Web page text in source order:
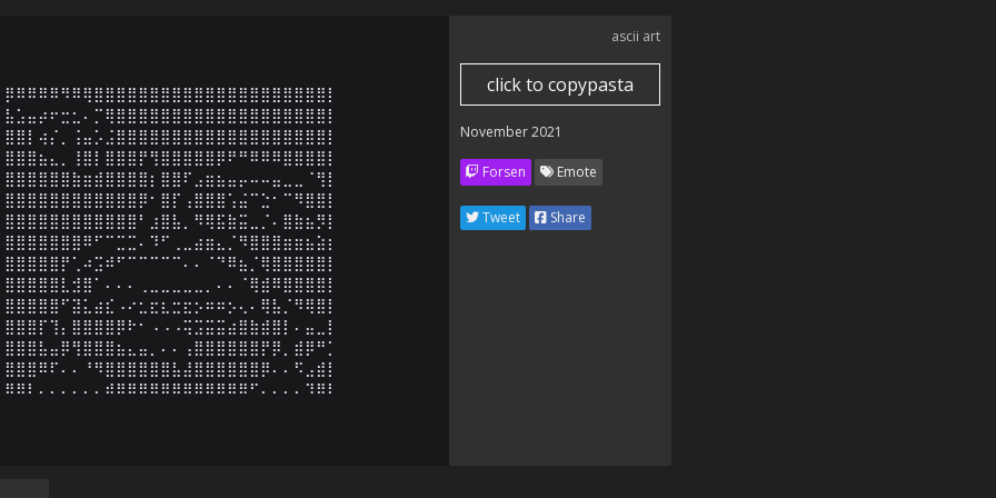
⡿⠿⠿⠿⠿⠻⠿⢿⣿⣿⣿⣿⣿⣿⣿⣿⣿⣿⣿⣿⣿⣿⣿⣿⣿⣿⣿⣿⣿⡇
⣧⣡⣤⡴⠖⣒⣂⠄⡉⢿⣿⣿⣿⣿⣿⣿⣿⣿⣿⣿⣿⣿⣿⣿⣿⣿⣿⣿⣿⡇
⣿⣿⡇⢴⡌⡀⢨⣤⡡⣨⣿⣿⣿⣿⣿⣿⣿⣿⣿⣿⣿⣿⣿⣿⣿⣿⣿⣿⣿⡇
⣿⣿⣿⣦⣄⡀⢸⣿⡇⣿⣿⣿⡟⢻⣿⣿⣿⣿⣿⡿⠟⠛⠿⠿⠿⣿⣿⣿⣿⡇
⣿⣿⣿⣿⣿⣿⣷⣶⣾⣿⣿⣿⣿⡆⣿⣿⠏⣠⣶⣦⣤⡤⠤⠤⣤⣀⣀⠈⢻⡇
⣿⣿⣿⣿⣿⣿⣿⣿⣿⣿⣿⣿⡿⠂⣿⡏⢠⣿⣿⣿⢡⣬⠉⣑⠂⠉⠻⣿⣿⡇
⣿⣿⣿⣿⣿⣿⣿⣿⣿⣿⣿⣿⠃⣰⣿⣧⡀⠻⢿⣯⣷⣭⣀⡈⠄⣿⣷⣦⡻⡇
⣿⣿⣿⣿⣿⣿⣿⠿⠋⠉⣉⣉⠄⠹⠋⢀⣀⣴⣶⣄⡈⠻⣿⣿⣿⣶⣶⣦⣵⡆
⣿⣿⣿⣿⣿⡟⢁⠴⣩⠾⠋⠉⠉⠉⠉⠉⠄⠄⠈⠙⠿⣦⡈⢿⣿⣿⣿⣿⣿⡇
⣿⣿⣿⣿⣿⣇⣺⣿⠁⠄⠄⠄⢀⣀⣀⣀⣀⣀⡀⠄⠄⠈⢿⣾⠿⣿⣿⣿⣿⡇
⣿⣿⣿⣿⣿⠋⣽⣅⣴⣎⠠⠔⣂⣖⣆⣒⣖⡢⠶⠶⡢⢄⠄⢿⣧⡈⠻⢿⣿⡇
⣿⣿⣿⡏⢹⡄⣿⣿⣿⣿⡿⠗⠂⠠⠠⠠⢭⣩⣭⣭⣴⣿⣷⣾⣿⡇⠄⣤⣀⡇
⣿⣿⣿⣧⣤⡿⢻⣿⣿⣿⣦⣄⣤⡀⠄⠄⢠⣿⣿⣿⣿⣿⣿⡟⡿⡀⣾⡿⠛⡁
⣿⣿⣿⠿⠏⠄⠄⠘⠻⣿⣿⣿⣿⣿⣿⣧⣼⣿⣿⣿⣿⣿⣿⡿⠄⠄⠫⣠⣾⡇
⠿⠿⠇⠄⠄⠄⠄⠄⠄⠾⠿⠿⠿⠿⠿⠿⠿⠿⠿⠿⠿⠿⠋⠄⠄⠄⠄⠹⠿⠇
ascii art
click to copypasta
November 2021
Forsen Emote
Tweet Share